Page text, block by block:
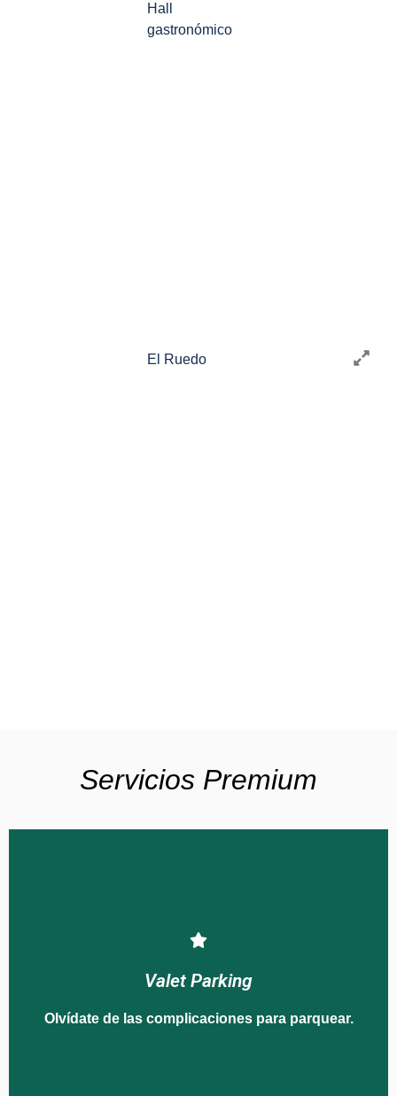
Hall
gastronómico
El Ruedo
Servicios Premium
Valet Parking
Olvídate de las complicaciones para parquear.
Valet Parking
Deja el estacionamiento en nuestras manos y
disfruta de tus compras sin preocupaciones.